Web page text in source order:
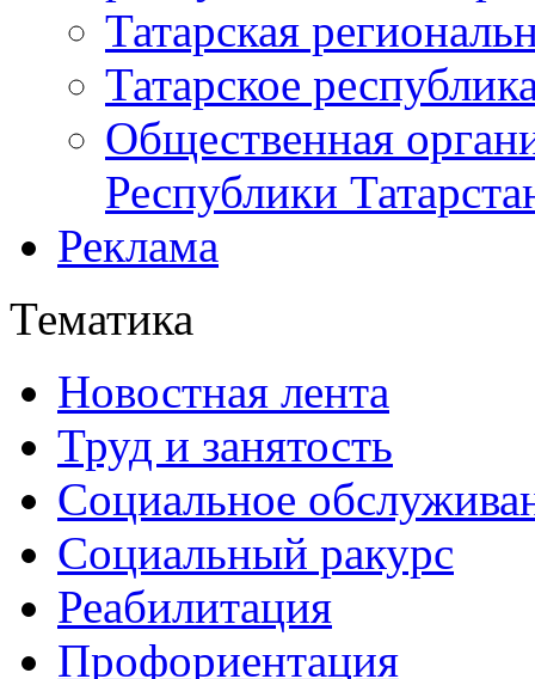
Татарская
Татарское
Общественная
Республики
Реклама
Тематика
Новостная лента
Труд и занятость
Социальное
Социальный ракурс
Реабилитация
Профориентация